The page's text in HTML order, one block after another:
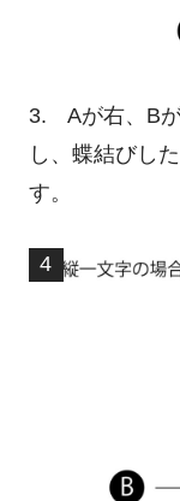
3. Aが右、Bが
し、蝶結びし
す。